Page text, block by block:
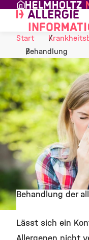
Skip to Content
Start
Behandlung
Behandlung der
Lässt sich ein